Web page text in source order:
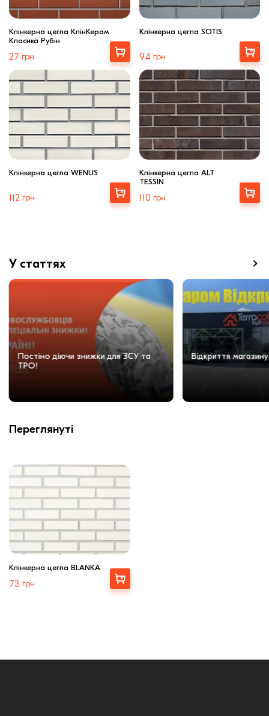
Клінкерна цегла КлінКерам
Класика Рубін
27 грн
Вибрати
Клінкерна цегла SOTIS
94 грн
Вибрати
Клінкерна цегла WENUS
112 грн
Вибрати
Клінкерна цегла ALT
TESSIN
110 грн
Купити
У статтях
Постіно діючи знижки для ЗСУ та
ТРО!
Відкриття магазину
Переглянуті
Клінкерна цегла BLANKA
73 грн
Купити